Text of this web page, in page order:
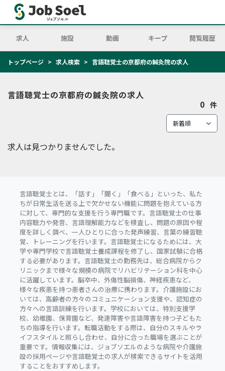
求人 施設 動画 キープ 閲覧履歴
トップページ 求人検索 言語聴覚士の京都府の鍼灸院の求人
言語聴覚士の京都府の鍼灸院の求人
0 件
求人は見つかりませんでした。
言語聴覚士とは、「話す」「聞く」「食べる」といった、私た
ちが日常生活を送る上で欠かせない機能に問題を抱えている方
に対して、専門的な支援を行う専門職です。言語聴覚士の仕事
内容聴力や発音、言語理解能力などを検査し、問題の原因や程
度を詳しく調べ、一人ひとりに合った発声練習、言葉の練習聴
覚、トレーニングを行います。言語聴覚士になるためには、大
学や専門学校で言語聴覚士養成課程を修了し、国家試験に合格
する必要があります。言語聴覚士の勤務先は、総合病院からク
リニックまで様々な規模の病院でリハビリテーション科を中心
に活躍しています。脳卒中、外傷性脳損傷、神経疾患など、
様々な疾患を持つ患者さんの治療に携わります。介護施設にお
いては、高齢者の方々のコミュニケーション支援や、認知症の
方々への言語訓練を行います。学校においては、特別支援学
校、幼稚園、保育園など、発達障害や言語障害を持つ子どもた
ちの指導を行います。転職活動をする際は、自分のスキルやラ
イフスタイルと照らし合わせ、自分に合った職場を選ぶことが
重要です。情報収集には、ジョブソエルのような病院や介護施
設の採用ページや言語聴覚士の求人が検索できるサイトを活用
することをおすすめします。